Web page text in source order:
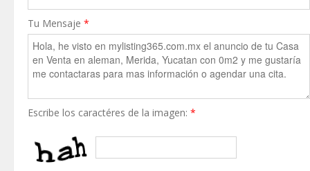
Tu Mensaje *
Escribe los caractéres de la imagen: *